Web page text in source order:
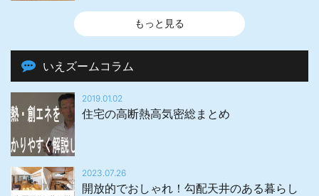
もっと見る
いえズームコラム
2019.01.02
住宅の高断熱高気密総まとめ
2023.07.26
開放的でおしゃれ！勾配天井のある暮らし